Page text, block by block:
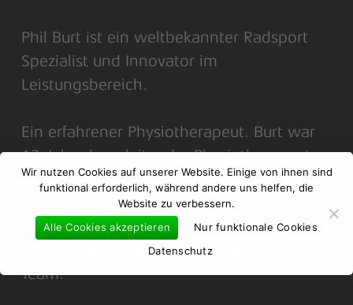
Phil Burt ist ein weltbekannter Radsport
Spezialist und Innovator im
Leistungsbereich.
Ein erfahrener Physiotherapeut. Burt war
12 Jahre lang leitender Physiotherapeut
bei British Cycling (Nationalmannschaft
und Landesstützpunkt in Manchester).
Gleichzeitig war er 5 Jahre lang
beratender Physiotherapeut beim Sky
Team.
Wir nutzen Cookies auf unserer Website. Einige von ihnen sind
funktional erforderlich, während andere uns helfen, die
Website zu verbessern.
Alle Cookies akzeptieren
Nur funktionale Cookies
Datenschutz